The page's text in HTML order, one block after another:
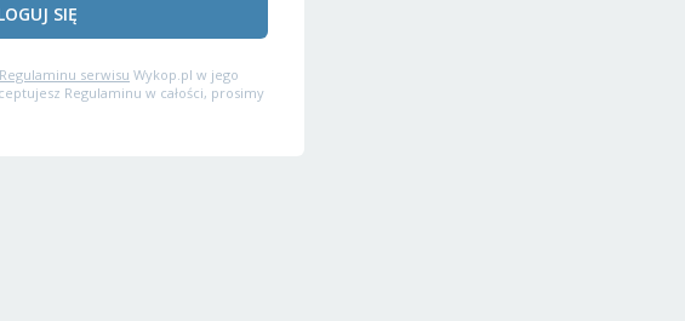
SIĘ
Regulaminu serwisu Wykop.pl w jego
Regulaminu w całości, prosimy